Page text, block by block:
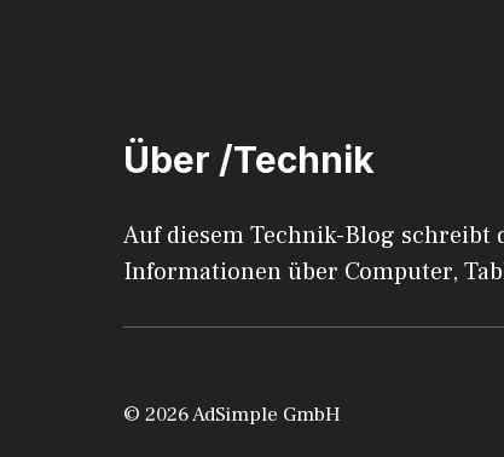
Über /Technik
Auf diesem Technik-Blog schreibt
Informationen über Computer,
© 2026 AdSimple GmbH